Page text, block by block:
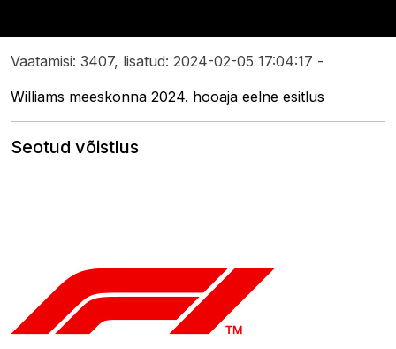
Vaatamisi: 3407, lisatud: 2024-02-05 17:04:17 -
Williams meeskonna 2024. hooaja eelne esitlus
Seotud võistlus